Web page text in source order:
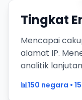
Tingkat
Mencapai
alamat IP.
analitik
📊150 negara •